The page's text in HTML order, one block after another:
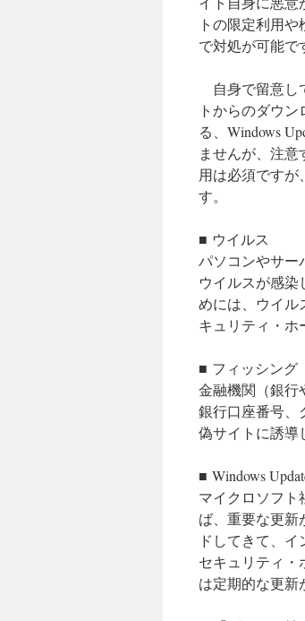
トの限定利用
で対処が可能で
自身で留意し
トからのダウ
る、Windows
ませんが、注
用は必須ですが
す。
■ ウイルス
パソコンやサー
ウイルスが感
めには、ウイル
キュリティ・ホ
■ フィッシング
金融機関（銀行
銀行口座番号、
偽サイトに誘導
■ Windows
マイクロソフト
ば、重要な更新
ドしてきて、
セキュリティ・
は定期的な更新